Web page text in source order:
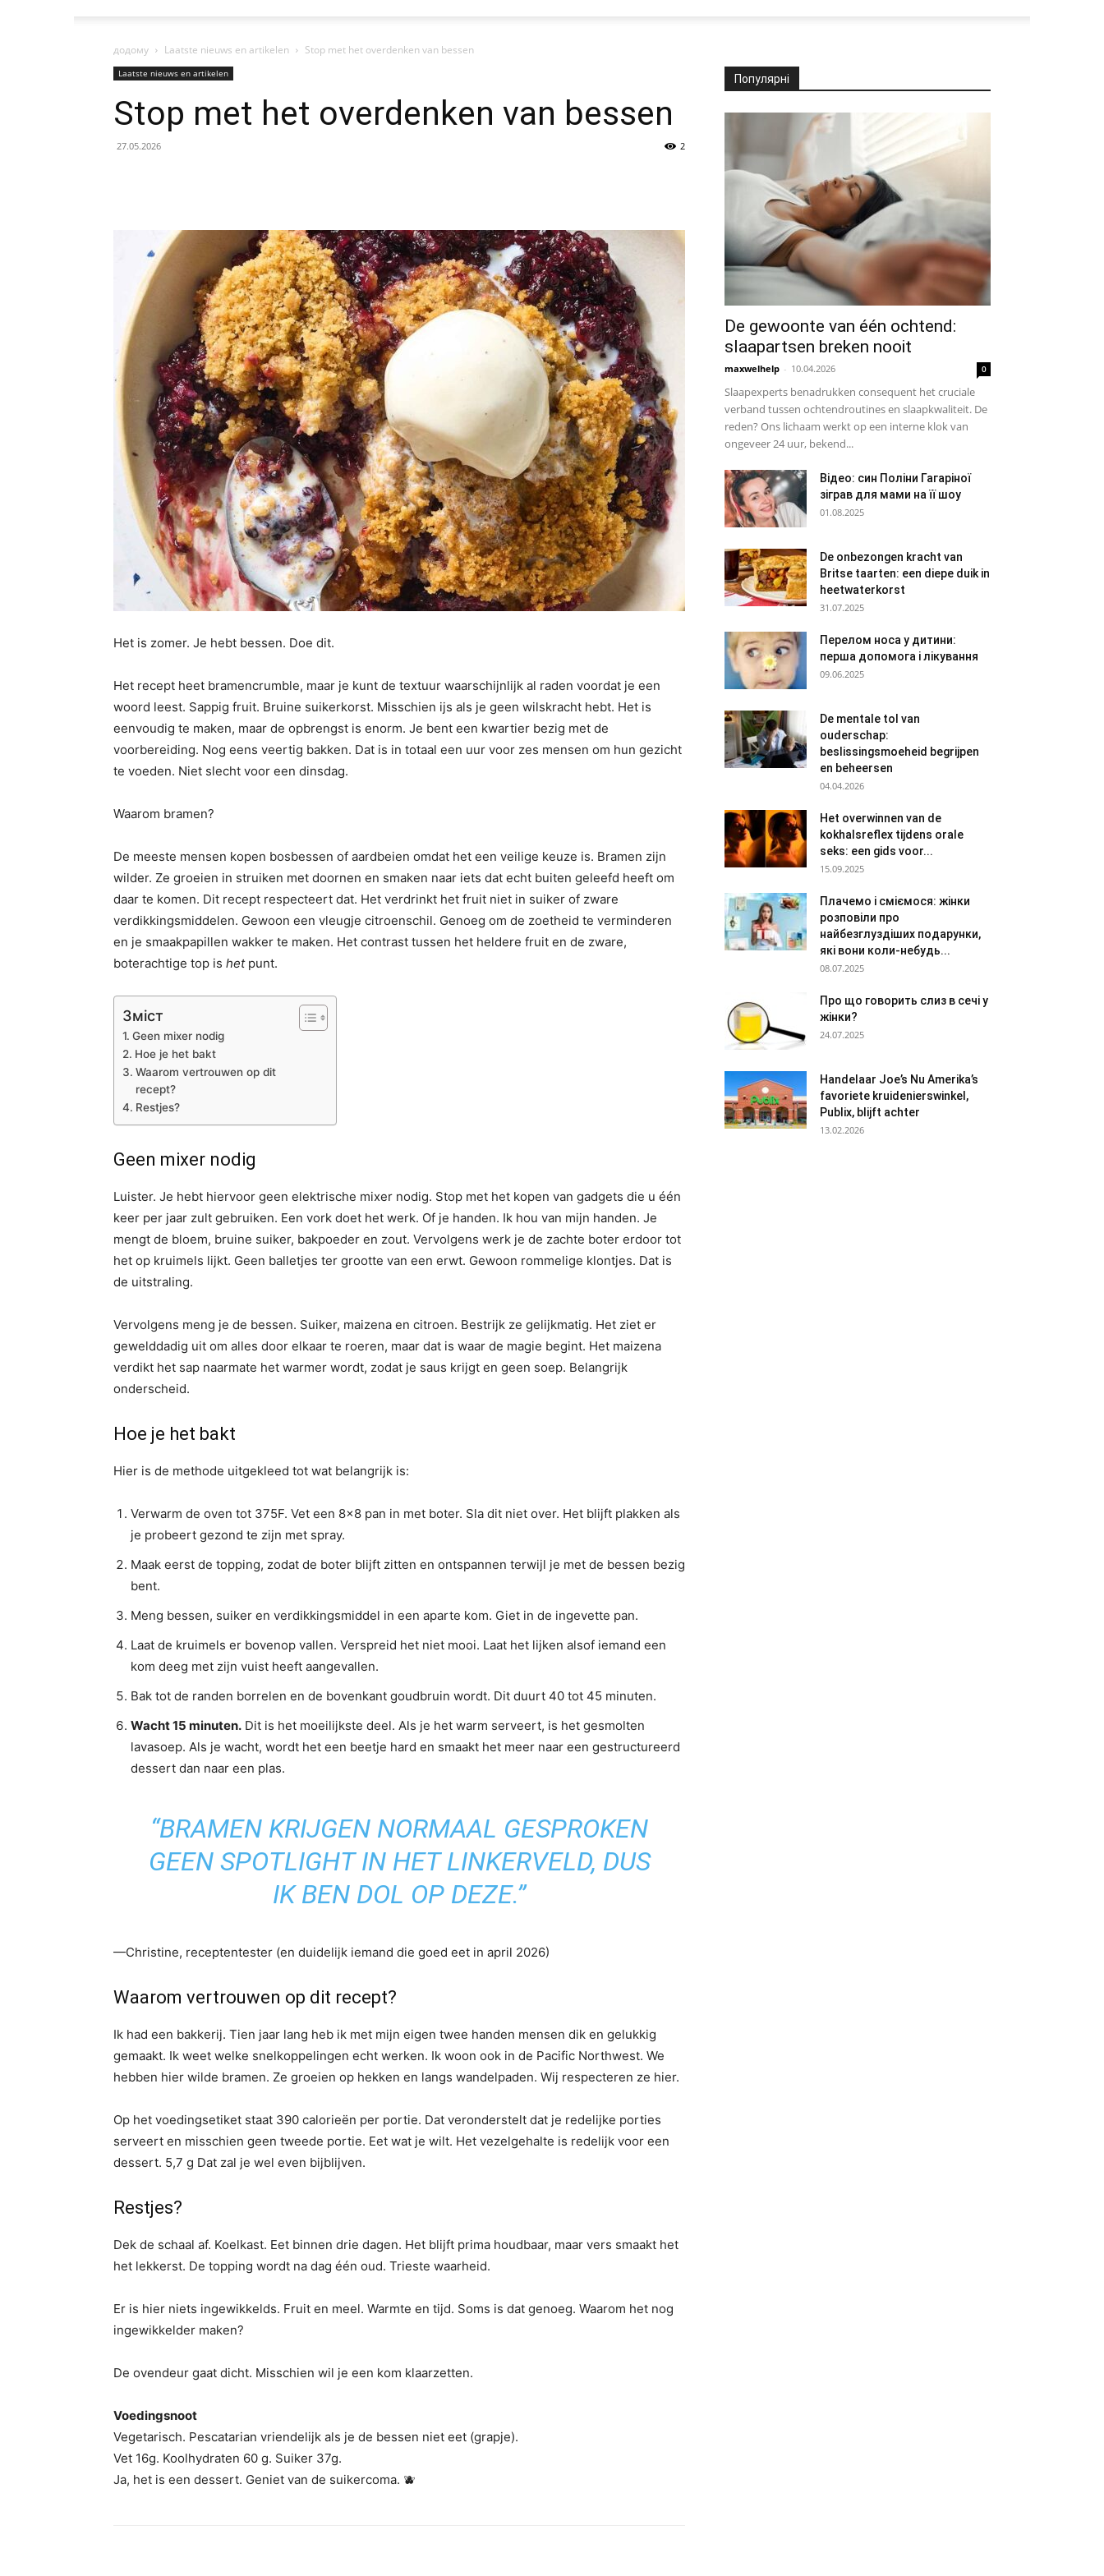
додому Laatste nieuws en artikelen Stop met het overdenken van bessen
Laatste nieuws en artikelen
Stop met het overdenken van bessen
27.05.2026 2
Het is zomer. Je hebt bessen. Doe dit.
Het recept heet bramencrumble, maar je kunt de textuur waarschijnlijk al raden voordat je een
woord leest. Sappig fruit. Bruine suikerkorst. Misschien ijs als je geen wilskracht hebt. Het is
eenvoudig te maken, maar de opbrengst is enorm. Je bent een kwartier bezig met de
voorbereiding. Nog eens veertig bakken. Dat is in totaal een uur voor zes mensen om hun gezicht
te voeden. Niet slecht voor een dinsdag.
Waarom bramen?
De meeste mensen kopen bosbessen of aardbeien omdat het een veilige keuze is. Bramen zijn
wilder. Ze groeien in struiken met doornen en smaken naar iets dat echt buiten geleefd heeft om
daar te komen. Dit recept respecteert dat. Het verdrinkt het fruit niet in suiker of zware
verdikkingsmiddelen. Gewoon een vleugje citroenschil. Genoeg om de zoetheid te verminderen
en je smaakpapillen wakker te maken. Het contrast tussen het heldere fruit en de zware,
boterachtige top is hetpunt.
Зміст
Geen mixer nodig
Hoe je het bakt
Waarom vertrouwen op dit
recept?
Restjes?
Geen mixer nodig
Luister. Je hebt hiervoor geen elektrische mixer nodig. Stop met het kopen van gadgets die u één
keer per jaar zult gebruiken. Een vork doet het werk. Of je handen. Ik hou van mijn handen. Je
mengt de bloem, bruine suiker, bakpoeder en zout. Vervolgens werk je de zachte boter erdoor tot
het op kruimels lijkt. Geen balletjes ter grootte van een erwt. Gewoon rommelige klontjes. Dat is
de uitstraling.
Vervolgens meng je de bessen. Suiker, maizena en citroen. Bestrijk ze gelijkmatig. Het ziet er
gewelddadig uit om alles door elkaar te roeren, maar dat is waar de magie begint. Het maizena
verdikt het sap naarmate het warmer wordt, zodat je saus krijgt en geen soep. Belangrijk
onderscheid.
Hoe je het bakt
Hier is de methode uitgekleed tot wat belangrijk is:
Verwarm de oven tot 375F. Vet een 8×8 pan in met boter. Sla dit niet over. Het blijft plakken als
je probeert gezond te zijn met spray.
Maak eerst de topping, zodat de boter blijft zitten en ontspannen terwijl je met de bessen bezig
bent.
Meng bessen, suiker en verdikkingsmiddel in een aparte kom. Giet in de ingevette pan.
Laat de kruimels er bovenop vallen. Verspreid het niet mooi. Laat het lijken alsof iemand een
kom deeg met zijn vuist heeft aangevallen.
Bak tot de randen borrelen en de bovenkant goudbruin wordt. Dit duurt 40 tot 45 minuten.
Wacht 15 minuten. Dit is het moeilijkste deel. Als je het warm serveert, is het gesmolten
lavasoep. Als je wacht, wordt het een beetje hard en smaakt het meer naar een gestructureerd
dessert dan naar een plas.
“BRAMEN KRIJGEN NORMAAL GESPROKEN
GEEN SPOTLIGHT IN HET LINKERVELD, DUS
IK BEN DOL OP DEZE.”
—Christine, receptentester (en duidelijk iemand die goed eet in april 2026)
Waarom vertrouwen op dit recept?
Ik had een bakkerij. Tien jaar lang heb ik met mijn eigen twee handen mensen dik en gelukkig
gemaakt. Ik weet welke snelkoppelingen echt werken. Ik woon ook in de Pacific Northwest. We
hebben hier wilde bramen. Ze groeien op hekken en langs wandelpaden. Wij respecteren ze hier.
Op het voedingsetiket staat 390 calorieën per portie. Dat veronderstelt dat je redelijke porties
serveert en misschien geen tweede portie. Eet wat je wilt. Het vezelgehalte is redelijk voor een
dessert. 5,7 g Dat zal je wel even bijblijven.
Restjes?
Dek de schaal af. Koelkast. Eet binnen drie dagen. Het blijft prima houdbaar, maar vers smaakt het
het lekkerst. De topping wordt na dag één oud. Trieste waarheid.
Er is hier niets ingewikkelds. Fruit en meel. Warmte en tijd. Soms is dat genoeg. Waarom het nog
ingewikkelder maken?
De ovendeur gaat dicht. Misschien wil je een kom klaarzetten.
Voedingsnoot
Vegetarisch. Pescatarian vriendelijk als je de bessen niet eet (grapje).
Vet 16g. Koolhydraten 60 g. Suiker 37g.
Ja, het is een dessert. Geniet van de suikercoma. 🫐
Популярні
De gewoonte van één ochtend:
slaapartsen breken nooit
maxwelhelp - 10.04.2026 0
Slaapexperts benadrukken consequent het cruciale
verband tussen ochtendroutines en slaapkwaliteit. De
reden? Ons lichaam werkt op een interne klok van
ongeveer 24 uur, bekend...
Відео: син Поліни Гагаріної
зіграв для мами на її шоу
01.08.2025
De onbezongen kracht van
Britse taarten: een diepe duik in
heetwaterkorst
31.07.2025
Перелом носа у дитини:
перша допомога і лікування
09.06.2025
De mentale tol van
ouderschap:
beslissingsmoeheid begrijpen
en beheersen
04.04.2026
Het overwinnen van de
kokhalsreflex tijdens orale
seks: een gids voor...
15.09.2025
Плачемо і сміємося: жінки
розповіли про
найбезглуздіших подарунки,
які вони коли-небудь...
08.07.2025
Про що говорить слиз в сечі у
жінки?
24.07.2025
Handelaar Joe’s Nu Amerika’s
favoriete kruidenierswinkel,
Publix, blijft achter
13.02.2026